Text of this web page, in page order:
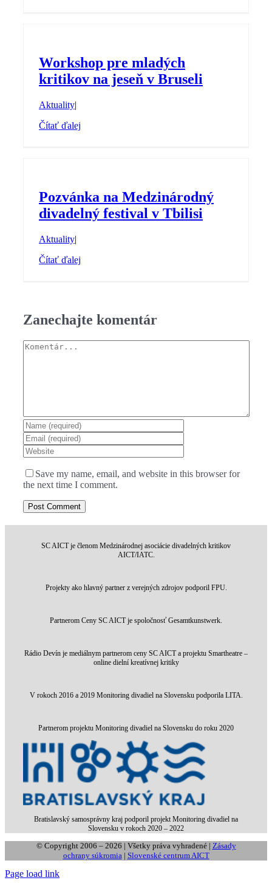
Workshop pre mladých
kritikov na jeseň v Bruseli
Aktuality|
Čítať ďalej
Pozvánka na Medzinárodný
divadelný festival v Tbilisi
Aktuality|
Čítať ďalej
Zanechajte komentár
Komentár
Save my name, email, and website in this browser for
the next time I comment.
SC AICT je členom Medzinárodnej asociácie divadelných kritikov
AICT/IATC.
Projekty ako hlavný partner z verejných zdrojov podporil FPU.
Partnerom Ceny SC AICT je spoločnosť Gesamtkunstwerk.
Rádio Devín je mediálnym partnerom ceny SC AICT a projektu Smartheatre –
online dielní kreatívnej kritiky
V rokoch 2016 a 2019 Monitoring divadiel na Slovensku podporila LITA.
Partnerom projektu Monitoring divadiel na Slovensku do roku 2020
Bratislavský samosprávny kraj podporil projekt Monitoring divadiel na
Slovensku v rokoch 2020 – 2022
© Copyright 2006 – 2026 | Všetky práva vyhradené | Zásady
ochrany súkromia | Slovenské centrum AICT
Page load link